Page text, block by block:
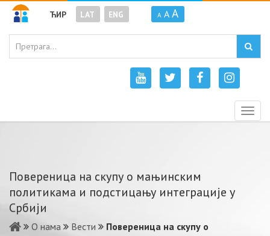
ЋИР LAT ENG A A A
Повереница на скупу о мањинским
политикама и подстицању интеграције у
Србији
О нама Вести
Повереница на скупу о